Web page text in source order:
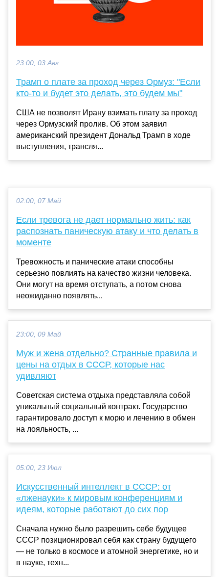
23:00, 03 Авг
Трамп о плате за проход через Ормуз: "Если
кто-то и будет это делать, это будем мы"
США не позволят Ирану взимать плату за проход
через Ормузский пролив. Об этом заявил
американский президент Дональд Трамп в ходе
выступления, трансля...
02:00, 07 Май
Если тревога не дает нормально жить: как
распознать паническую атаку и что делать в
моменте
Тревожность и панические атаки способны
серьезно повлиять на качество жизни человека.
Они могут на время отступать, а потом снова
неожиданно появлять...
23:00, 09 Май
Муж и жена отдельно? Странные правила и
цены на отдых в СССР, которые нас
удивляют
Советская система отдыха представляла собой
уникальный социальный контракт. Государство
гарантировало доступ к морю и лечению в обмен
на лояльность, ...
05:00, 23 Июл
Искусственный интеллект в СССР: от
«лженауки» к мировым конференциям и
идеям, которые работают до сих пор
Сначала нужно было разрешить себе будущее
СССР позиционировал себя как страну будущего
— не только в космосе и атомной энергетике, но и
в науке, техн...